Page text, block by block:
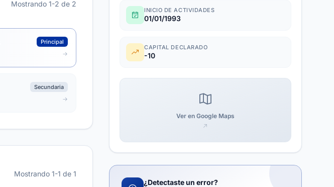
Mostrando 1-2 de 2
Principal
Secundaria
Mostrando 1-1 de 1
INICIO DE ACTIVIDADES
01/01/1993
CAPITAL DECLARADO
-10
Ver en Google Maps
¿Detectaste un error?